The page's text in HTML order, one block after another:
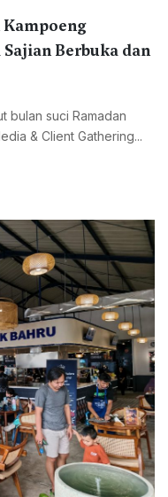
Sajian Berbuka dan
bulan suci Ramadan
& Client Gathering...